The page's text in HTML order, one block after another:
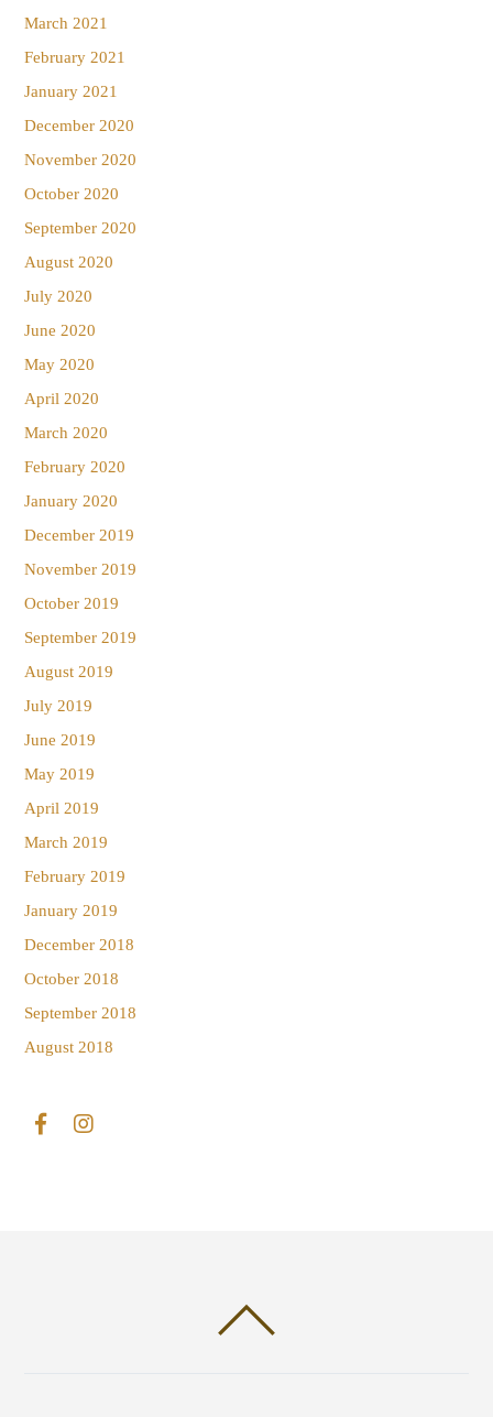
March 2021
February 2021
January 2021
December 2020
November 2020
October 2020
September 2020
August 2020
July 2020
June 2020
May 2020
April 2020
March 2020
February 2020
January 2020
December 2019
November 2019
October 2019
September 2019
August 2019
July 2019
June 2019
May 2019
April 2019
March 2019
February 2019
January 2019
December 2018
October 2018
September 2018
August 2018